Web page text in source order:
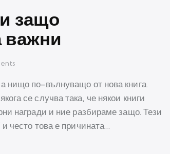
защо
важни
нищо по-вълнуващо от нова книга.
се случва така, че някои книги
награди и ние разбираме защо. Тези
често това е причината…